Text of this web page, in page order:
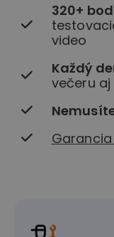
320+
video
Každý
večeru